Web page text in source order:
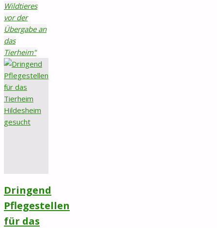
Wildtieres
vor der
Übergabe an
das
Tierheim"
Dringend
Pflegestellen
für das